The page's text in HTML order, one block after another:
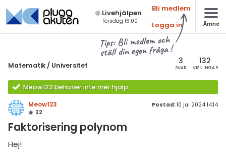
Live­hjälpen
Torsdag 16:00
Bli medlem
Logga in
Ämne
Tips: Bli medlem och
ställ din egen fråga !
Matematik / Universitet 3
SVAR
132
VISNINGAR
Meow123 behöver inte mer hjälp
Meow123
22
Postad:10 jul 2024 14:14
Faktorisering polynom
Hej!
Alla ämnen
Alla trådar
7
8
9
1
Matematik
Universitet
Alla trådar
& Bygg